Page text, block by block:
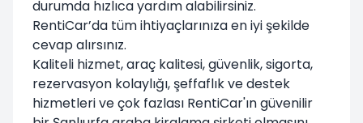
durumda hızlıca yardım alabilirsiniz.
RentiCar’da tüm ihtiyaçlarınıza en iyi şekilde
cevap alırsınız.
Kaliteli hizmet, araç kalitesi, güvenlik, sigorta,
rezervasyon kolaylığı, şeffaflık ve destek
hizmetleri ve çok fazlası RentiCar'ın güvenilir